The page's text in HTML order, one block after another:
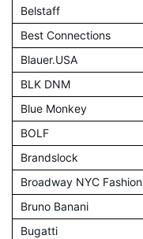
Belstaff
Best Connections
Blauer.USA
BLK DNM
Blue Monkey
BOLF
Brandslock
Broadway NYC Fashion
Bruno Banani
Bugatti